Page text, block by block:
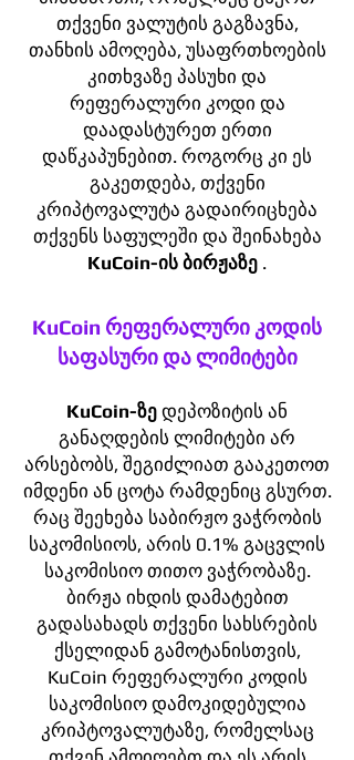
თქვენი ვალუტის გაგზავნა,
თანხის ამოღება, უსაფრთხოების
კითხვაზე პასუხი და
რეფერალური კოდი და
დაადასტურეთ ერთი
დაწკაპუნებით. როგორც კი ეს
გაკეთდება, თქვენი
კრიპტოვალუტა გადაირიცხება
თქვენს საფულეში და შეინახება
KuCoin-ის ბირჟაზე .
KuCoin რეფერალური კოდის
საფასური და ლიმიტები
KuCoin-ზე დეპოზიტის ან
განაღდების ლიმიტები არ
არსებობს, შეგიძლიათ გააკეთოთ
იმდენი ან ცოტა რამდენიც გსურთ.
რაც შეეხება საბირჟო ვაჭრობის
საკომისიოს, არის 0.1% გაცვლის
საკომისიო თითო ვაჭრობაზე.
ბირჟა იხდის დამატებით
გადასახადს თქვენი სახსრების
ქსელიდან გამოტანისთვის,
KuCoin რეფერალური კოდის
საკომისიო დამოკიდებულია
კრიპტოვალუტაზე, რომელსაც